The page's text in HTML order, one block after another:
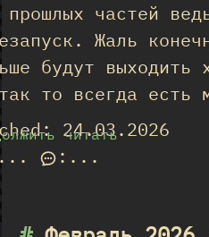
частей
Жаль
будут выходить
то всегда есть
читать
24.03.2026
: ...